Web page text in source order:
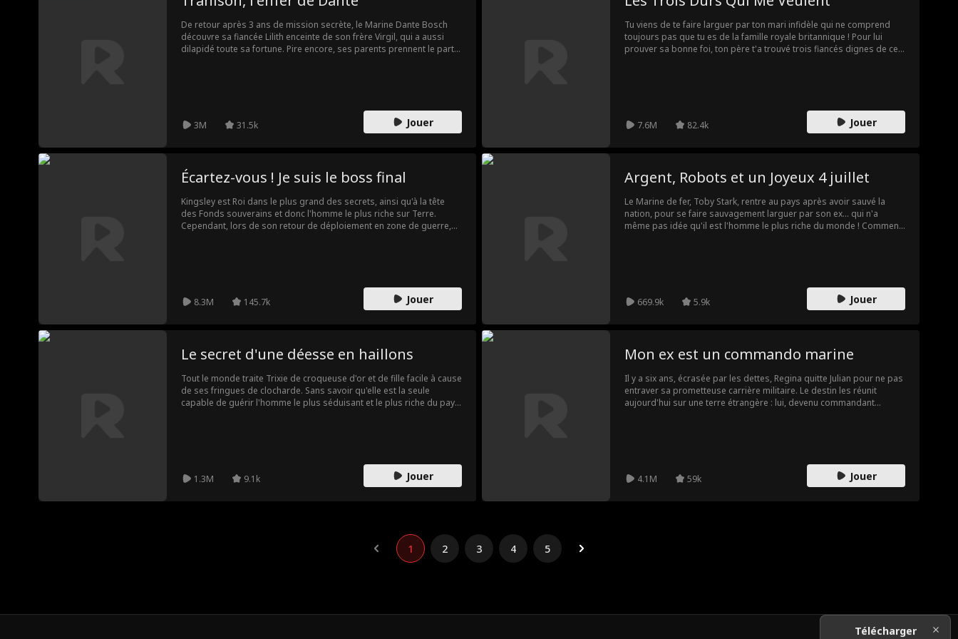
De retour après 3 ans de mission secrète, le Marine Dante Bosch
découvre sa fiancée Lilith enceinte de son frère Virgil, qui a aussi
dilapidé toute sa fortune. Pire encore, ses parents prennent le parti
3M 31.5k Jouer
Tu viens de te faire larguer par ton mari infidèle qui ne comprend
toujours pas que tu es de la famille royale britannique ! Pour lui
prouver sa bonne foi, ton père t'a trouvé trois fiancés dignes de ce
7.6M 82.4k Jouer
Écartez-vous ! Je suis le boss final
Kingsley est Roi dans le plus grand des secrets, ainsi qu'à la tête
des Fonds souverains et donc l'homme le plus riche sur Terre.
Cependant, lors de son retour de déploiement en zone de guerre,
8.3M 145.7k Jouer
Argent, Robots et un Joyeux 4 juillet
Le Marine de fer, Toby Stark, rentre au pays après avoir sauvé la
nation, pour se faire sauvagement larguer par son ex... qui n'a
même pas idée qu'il est l'homme le plus riche du monde ! Comment
669.9k 5.9k Jouer
Le secret d'une déesse en haillons
Tout le monde traite Trixie de croqueuse d'or et de fille facile à cause
de ses fringues de clocharde. Sans savoir qu'elle est la seule
capable de guérir l'homme le plus séduisant et le plus riche du pays
1.3M 9.1k Jouer
Mon ex est un commando marine
Il y a six ans, écrasée par les dettes, Regina quitte Julian pour ne pas
entraver sa prometteuse carrière militaire. Le destin les réunit
aujourd'hui sur une terre étrangère : lui, devenu commandant
4.1M 59k Jouer
1 2 3 4 5
Télécharger